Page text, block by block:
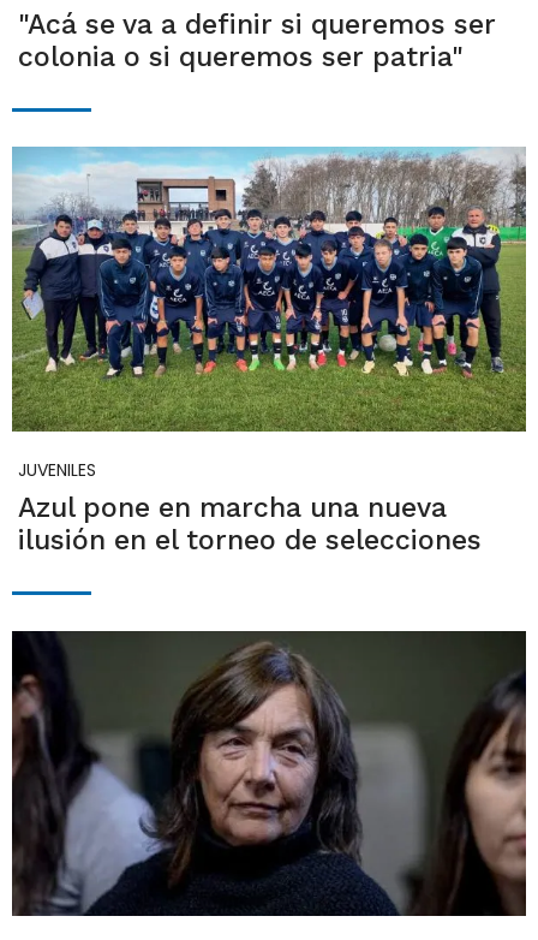
"Acá se va a definir si queremos ser
colonia o si queremos ser patria"
JUVENILES
Azul pone en marcha una nueva
ilusión en el torneo de selecciones